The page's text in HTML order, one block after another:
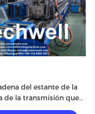
del estante de la
de la transmisión que
15m/Min With